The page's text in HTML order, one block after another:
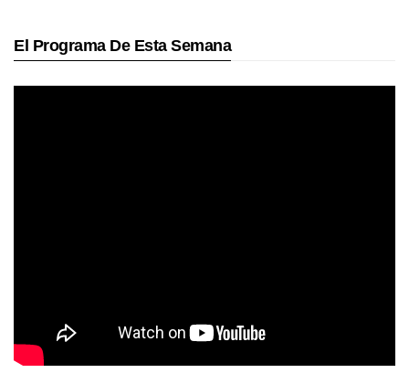
El Programa De Esta Semana